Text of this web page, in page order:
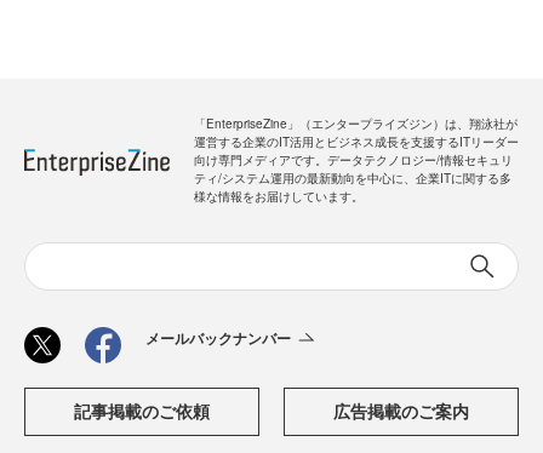
「EnterpriseZine」（エンタープライズジン）は、翔泳社が
運営する企業のIT活用とビジネス成長を支援するITリーダー
向け専門メディアです。データテクノロジー/情報セキュリ
ティ/システム運用の最新動向を中心に、企業ITに関する多
様な情報をお届けしています。
メールバックナンバー
記事掲載のご依頼 広告掲載のご案内